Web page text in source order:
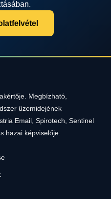
Megbízható,
üzemidejének
Email, Spirotech, Sentinel
hazai képviselője.